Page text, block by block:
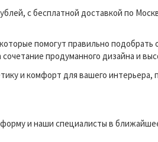
с бесплатной доставкой по
помогут правильно
продуманного дизайна и
и комфорт для вашего интерьера,
форму и наши специалисты в